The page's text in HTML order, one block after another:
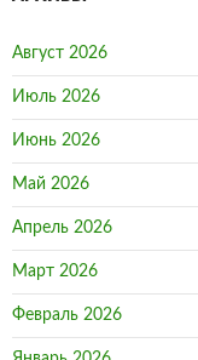
Май 2026
Апрель 2026
Март 2026
Февраль 2026
Январь 2026
Декабрь 2025
Ноябрь 2025
Октябрь 2025